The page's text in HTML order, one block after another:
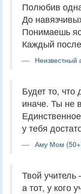
Полюбив
До
Понимаешь
Каждый
Неизвестный
Будет то, что
иначе. Ты не
у тебя
Аму Мом
Твой учитель
а тот, у кого